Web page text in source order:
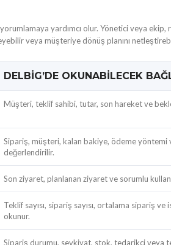
yardımcı olur. Yönetici veya
veya müşteriye dönüş planını
DELBIG’DE OKUNABILECEK
Müşteri, teklif sahibi, tutar, son hareket ve
Sipariş, müşteri, kalan bakiye, ödeme
değerlendirilir.
Son ziyaret, planlanan ziyaret ve sorumlu
Teklif sayısı, sipariş sayısı, ortalama sipariş
okunur.
Sipariş durumu, sevkiyat, stok, tedarikçi veya